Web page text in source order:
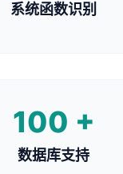
系统函数识别
100 +
数据库支持